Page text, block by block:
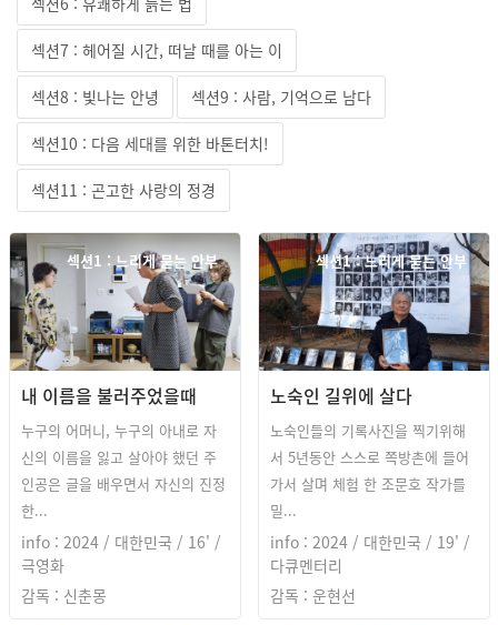
섹션7 : 헤어질 시간, 떠날 때를 아는 이
섹션8 : 빛나는 안녕 섹션9 : 사람, 기억으로 남다
섹션10 : 다음 세대를 위한 바톤터치!
섹션11 : 곤고한 사랑의 정경
섹션1 : 느리게 묻는 안부
내 이름을 불러주었을때
누구의 어머니, 누구의 아내로 자
신의 이름을 잃고 살아야 했던 주
인공은 글을 배우면서 자신의 진정
한...
info : 2024 / 대한민국 / 16' /
극영화
감독 : 신춘몽
섹션1 : 느리게 묻는 안부
노숙인 길위에 살다
노숙인들의 기록사진을 찍기위해
서 5년동안 스스로 쪽방촌에 들어
가서 살며 체험 한 조문호 작가를
밀...
info : 2024 / 대한민국 / 19' /
다큐멘터리
감독 : 운현선